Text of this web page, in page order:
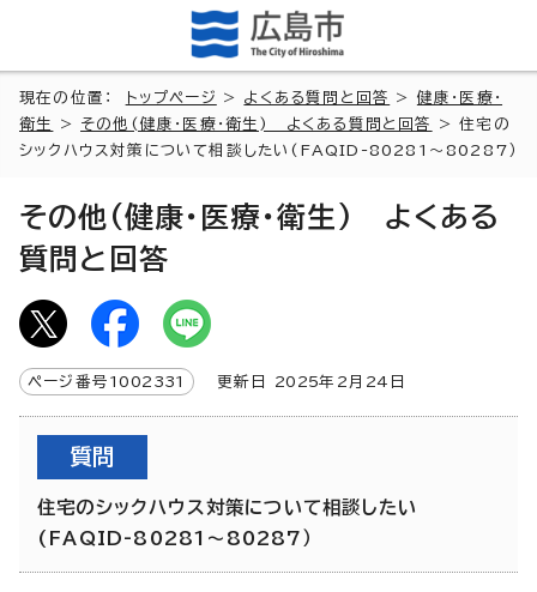
現在の位置： トップページ > よくある質問と回答 > 健康・医療・
衛生
> その他(健康・医療・衛生) よくある質問と回答
> 住宅の
シックハウス対策について相談したい(FAQID-80281～80287）
その他(健康・医療・衛生) よくある
質問と回答
ページ番号 1002331 更新日 2025年2月 24 日
質問
住宅のシックハウス対策について相談したい
(FAQID-80281～80287）